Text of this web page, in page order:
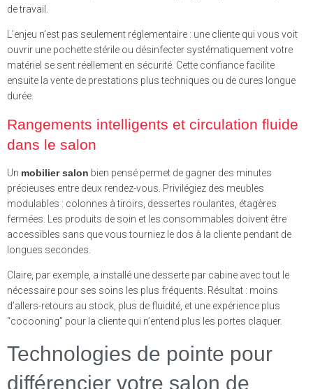
de travail.
L’enjeu n’est pas seulement réglementaire : une cliente qui vous voit
ouvrir une pochette stérile ou désinfecter systématiquement votre
matériel se sent réellement en sécurité. Cette confiance facilite
ensuite la vente de prestations plus techniques ou de cures longue
durée.
Rangements intelligents et circulation fluide
dans le salon
Un mobilier salon bien pensé permet de gagner des minutes
précieuses entre deux rendez-vous. Privilégiez des meubles
modulables : colonnes à tiroirs, dessertes roulantes, étagères
fermées. Les produits de soin et les consommables doivent être
accessibles sans que vous tourniez le dos à la cliente pendant de
longues secondes.
Claire, par exemple, a installé une desserte par cabine avec tout le
nécessaire pour ses soins les plus fréquents. Résultat : moins
d’allers-retours au stock, plus de fluidité, et une expérience plus
“cocooning” pour la cliente qui n’entend plus les portes claquer.
Technologies de pointe pour
différencier votre salon de